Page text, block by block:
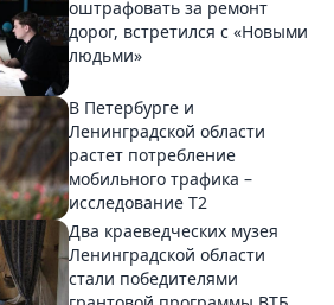
оштрафовать за ремонт
дорог, встретился с «Новыми
людьми»
В Петербурге и
Ленинградской области
растет потребление
мобильного трафика –
исследование T2
Два краеведческих музея
Ленинградской области
стали победителями